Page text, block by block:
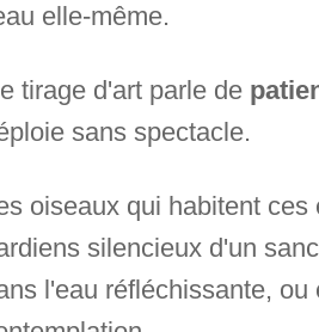
elle-même.
tirage d'art parle de
sans spectacle.
oiseaux qui habitent
silencieux d'un
l'eau réfléchissante,